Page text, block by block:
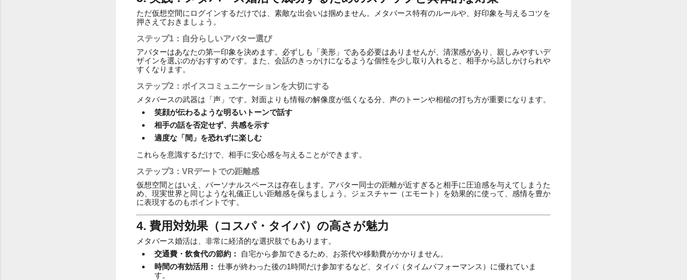
ただ仮想空間にログインするだけでは、素敵な出会いは掴めません。メタバース特有のルールや、好印象を与えるコツを
押さえておきましょう。
ステップ1：自分らしいアバター選び
アバターはあなたの第一印象を決めます。必ずしも「美形」である必要はありませんが、清潔感があり、親しみやすいデ
ザインを選ぶのがおすすめです。また、会話のきっかけになるような個性を少し取り入れると、相手から話しかけられや
すくなります。
ステップ2：ボイスコミュニケーションを大切にする
メタバースの武器は「声」です。対面よりも情報の解像度が低くなる分、声のトーンや相槌の打ち方が重要になります。
笑顔が伝わるような明るいトーンで話す
相手の話を否定せず、共感を示す
適度な「間」を恐れずに楽しむ
これらを意識するだけで、相手に安心感を与えることができます。
ステップ3：VRデートでの距離感
仮想空間とはいえ、パーソナルスペースは存在します。アバター同士の距離が近すぎると相手に圧迫感を与えてしまうた
め、現実世界と同じような礼儀正しい距離感を保ちましょう。ジェスチャー（エモート）を効果的に使って、感情を豊か
に表現するのもポイントです。
4. 費用対効果（コスパ・タイパ）の高さが魅力
メタバース婚活は、非常に経済的な選択肢でもあります。
交通費・飲食代の節約：
自宅から参加できるため、お茶代や移動費がかかりません。
時間の有効活用： 仕事が終わった後の1時間だけ参加するなど、タイパ（タイムパフォーマンス）に優れていま
す。